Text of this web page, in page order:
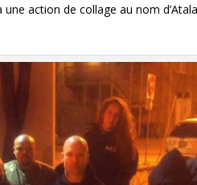
action de collage au nom